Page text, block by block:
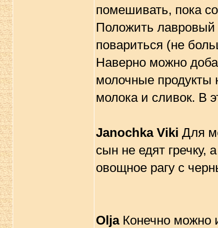
помешивать, пока
Положить лавровый
повариться (не
Наверно можно
молочные продукты
молока и сливок. В
Janochka Viki Для
сын не едят гречку,
овощное рагу с
OljaКонечно можно